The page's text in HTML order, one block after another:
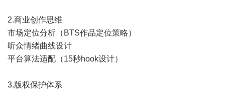
2.商业创作思维
市场定位分析（BTS作品定位策略）
听众情绪曲线设计
平台算法适配（15秒hook设计）
3.版权保护体系